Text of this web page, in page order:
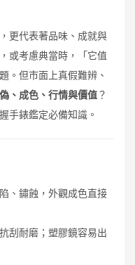
更代表著品味、成就與
或考慮典當時，「它值
。但市面上真假難辨、
、成色、行情與價值？
手錶鑑定必備知識。
、鏽蝕，外觀成色直接
刮耐磨；塑膠鏡容易出